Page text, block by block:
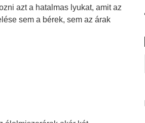
azt a hatalmas lyukat, amit az
sem a bérek, sem az árak